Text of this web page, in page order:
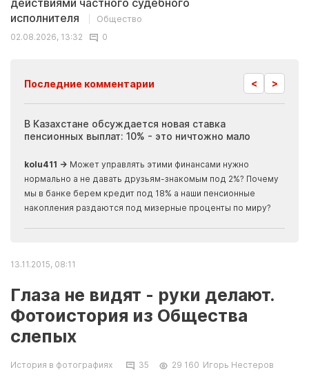
действиями частного судебного
исполнителя
Общество
02.08.2026, 13:32
0
Последние комментарии < >
В Казахстане обсуждается новая ставка
пенсионных выплат: 10% - это ничтожно мало
kolu411 → Может управлять этими финансами нужно
нормально а не давать друзьям-знакомым под 2%? Почему
мы в банке берем кредит под 18% а наши пенсионные
накопления раздаются под мизерные проценты по миру?
13.11.2015, 08:11
Глаза не видят - руки делают.
Фотоистория из Общества
слепых
История в фотографиях 35 29 160 Игорь Нестеров